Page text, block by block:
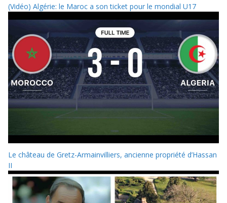
(Vidéo) Algérie: le Maroc a son ticket pour le mondial U17
Le château de Gretz-Armainvilliers, ancienne propriété d’Hassan
II